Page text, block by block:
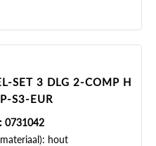
SET 3 DLG 2-COMP H
S3-EUR
0731042
hout